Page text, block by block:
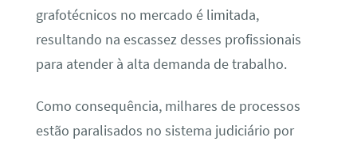
grafotécnicos no mercado é limitada,
resultando na escassez desses profissionais
para atender à alta demanda de trabalho.
Como consequência, milhares de processos
estão paralisados no sistema judiciário por